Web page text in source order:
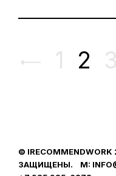
Page
1 2 3
©
ЗАЩИЩЕНЫ. M: